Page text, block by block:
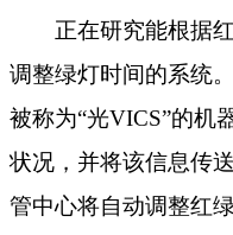
正在研究能根据红
调整绿灯时间的系统
被称为“光VICS”的机
状况，并将该信息传
管中心将自动调整红